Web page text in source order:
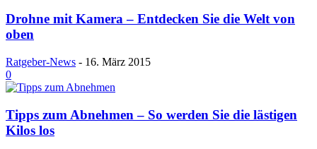
Drohne mit Kamera – Entdecken Sie die Welt von
oben
Ratgeber-News - 16. März 2015
0
Tipps zum Abnehmen – So werden Sie die lästigen
Kilos los